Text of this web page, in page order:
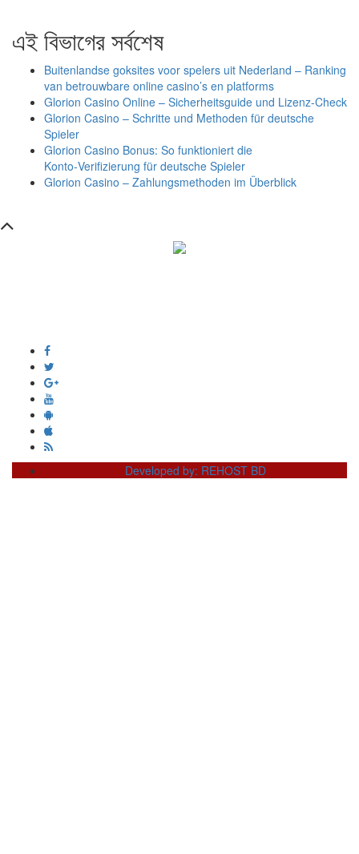
এই বিভাগের সর্বশেষ
Buitenlandse goksites voor spelers uit Nederland – Ranking
van betrouwbare online casino’s en platforms
Glorion Casino Online – Sicherheitsguide und Lizenz‑Check
Glorion Casino – Schritte und Methoden für deutsche
Spieler
Glorion Casino Bonus: So funktioniert die
Konto‑Verifizierung für deutsche Spieler
Glorion Casino – Zahlungsmethoden im Überblick
Developed by: REHOST BD